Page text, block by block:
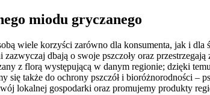
miodu gryczanego
wiele korzyści zarówno dla konsumenta, jak i
dbają o swoje pszczoły oraz
z florą występującą w danym regionie; dzięki
się także do ochrony pszczół i bioróżnorodności
lokalnej gospodarki oraz promujemy produkty